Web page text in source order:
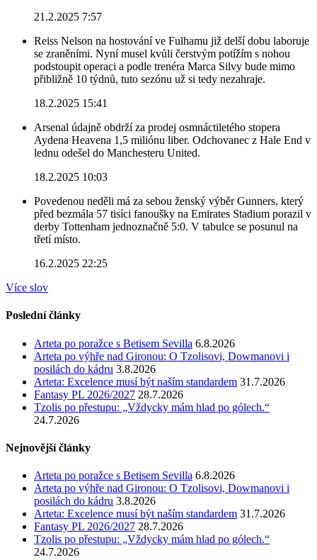
21.2.2025 7:57
Reiss Nelson na hostování ve Fulhamu již delší dobu laboruje
se zraněními. Nyní musel kvůli čerstvým potížím s nohou
podstoupit operaci a podle trenéra Marca Silvy bude mimo
přibližně 10 týdnů, tuto sezónu už si tedy nezahraje.
18.2.2025 15:41
Arsenal údajně obdrží za prodej osmnáctiletého stopera
Aydena Heavena 1,5 miliónu liber. Odchovanec z Hale End v
lednu odešel do Manchesteru United.
18.2.2025 10:03
Povedenou neděli má za sebou ženský výběr Gunners, který
před bezmála 57 tisíci fanoušky na Emirates Stadium porazil v
derby Tottenham jednoznačně 5:0. V tabulce se posunul na
třetí místo.
16.2.2025 22:25
Více slov
Poslední články
Arteta po poražce s Betisem Sevilla 6.8.2026
Arteta po výhře nad Gironou: O Tzolisovi, Dowmanovi i
posilách do kádru 3.8.2026
Arteta: Excelence musí být naším standardem 31.7.2026
Fantasy PL 2026/2027 28.7.2026
Tzolis po přestupu: „Vždycky mám hlad po gólech.“
24.7.2026
Nejnovější články
Arteta po poražce s Betisem Sevilla 6.8.2026
Arteta po výhře nad Gironou: O Tzolisovi, Dowmanovi i
posilách do kádru 3.8.2026
Arteta: Excelence musí být naším standardem 31.7.2026
Fantasy PL 2026/2027 28.7.2026
Tzolis po přestupu: „Vždycky mám hlad po gólech.“
24.7.2026